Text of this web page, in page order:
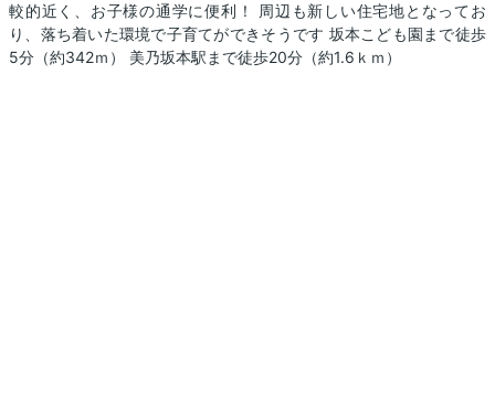
較的近く、お子様の通学に便利！ 周辺も新しい住宅地となってお
り、落ち着いた環境で子育てができそうです 坂本こども園まで徒歩
5分（約342ｍ） 美乃坂本駅まで徒歩20分（約1.6ｋｍ）